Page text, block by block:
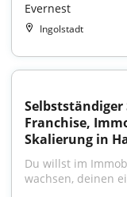
Evernest
Ingolstadt
Franchise,
Skalierung in
Du willst im
wachsen, deinen